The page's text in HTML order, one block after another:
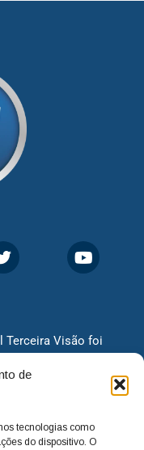
de
tecnologias como
do dispositivo. O
Terceira Visão foi
época só existiam
continua
Nunca